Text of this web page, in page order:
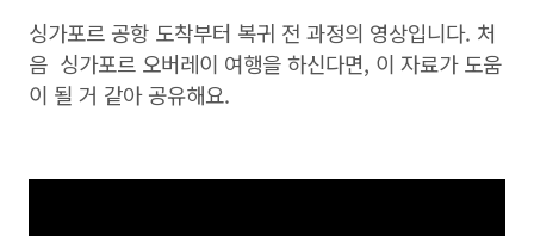
싱가포르 공항 도착부터 복귀 전 과정의 영상입니다. 처
음 싱가포르 오버레이 여행을 하신다면, 이 자료가 도움
이 될 거 같아 공유해요.